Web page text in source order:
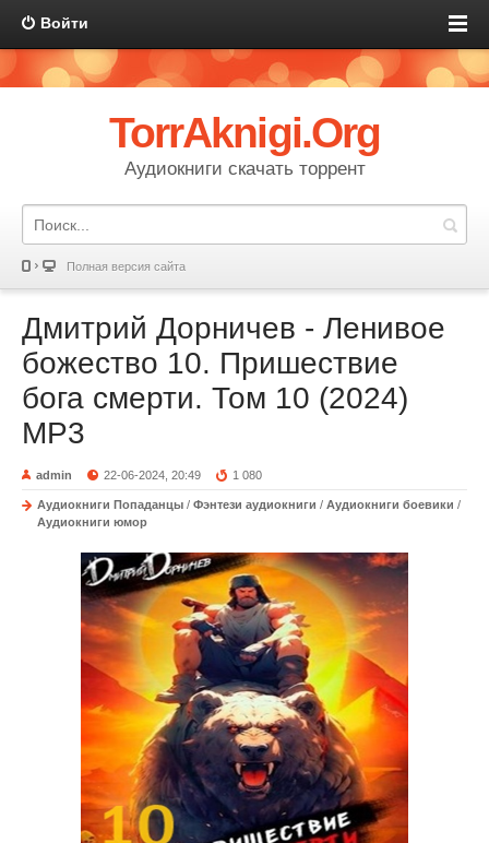
Войти
TorrAknigi.Org
Аудиокниги скачать торрент
Полная версия сайта
Дмитрий Дорничев - Ленивое
божество 10. Пришествие
бога смерти. Том 10 (2024)
МР3
admin 22-06-2024, 20:49 1 080
Аудиокниги Попаданцы / Фэнтези аудиокниги / Аудиокниги боевики /
Аудиокниги юмор